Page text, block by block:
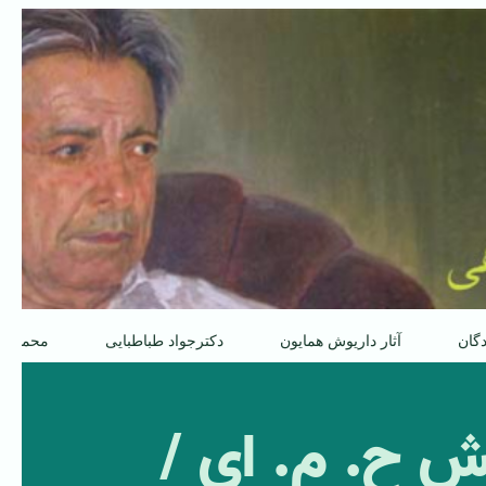
آثار داریوش همایون دکترجواد طباطبایی
ح. م. ای /